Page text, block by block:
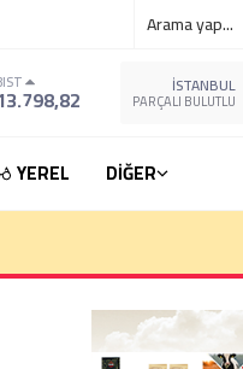
İSTANBUL
PARÇALI BULUTLU
YEREL
DİĞER